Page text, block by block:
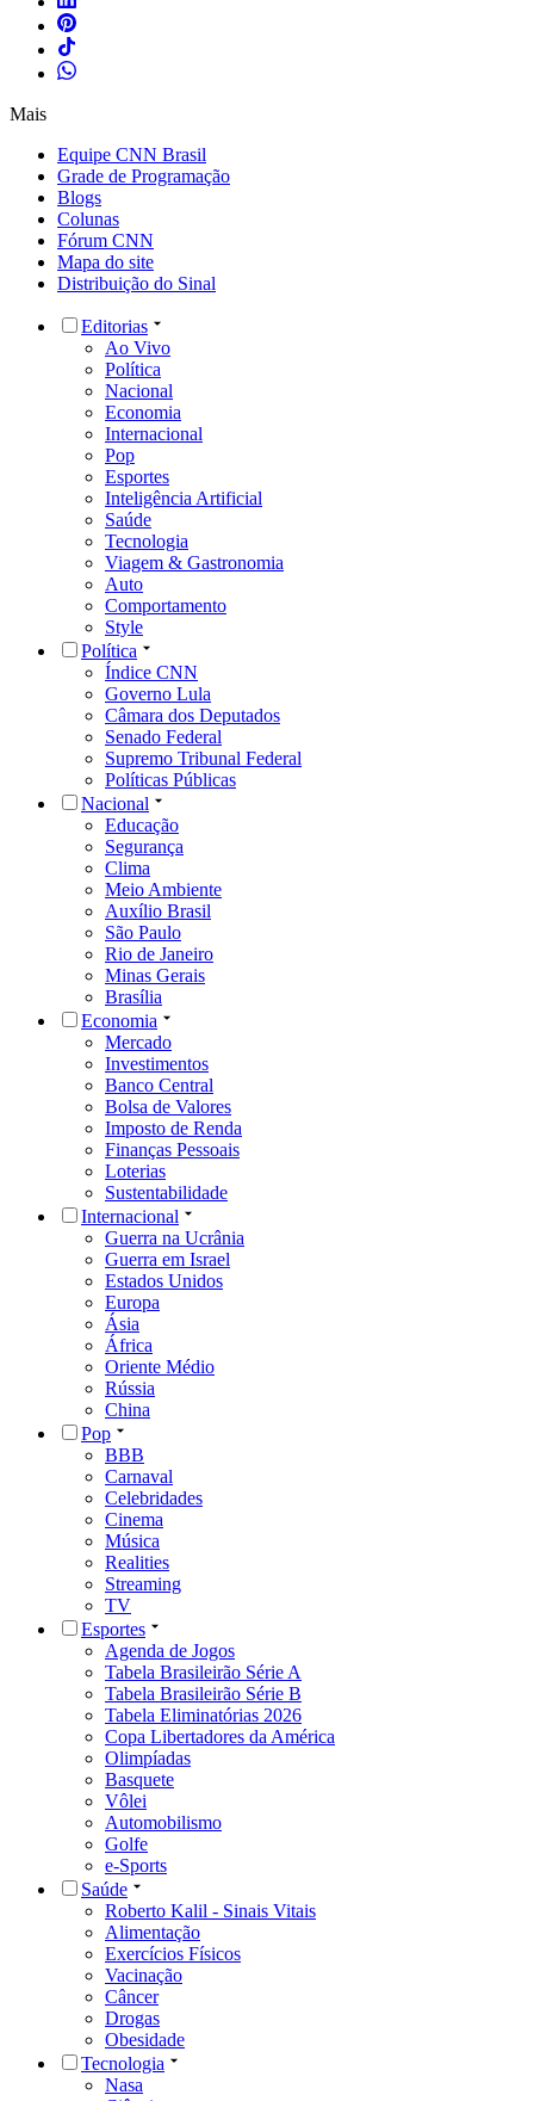
Mais
Equipe CNN Brasil
Grade de Programação
Blogs
Colunas
Fórum CNN
Mapa do site
Distribuição do Sinal
Editorias
Ao Vivo
Política
Nacional
Economia
Internacional
Pop
Esportes
Inteligência Artificial
Saúde
Tecnologia
Viagem & Gastronomia
Auto
Comportamento
Style
Política
Índice CNN
Governo Lula
Câmara dos Deputados
Senado Federal
Supremo Tribunal Federal
Políticas Públicas
Nacional
Educação
Segurança
Clima
Meio Ambiente
Auxílio Brasil
São Paulo
Rio de Janeiro
Minas Gerais
Brasília
Economia
Mercado
Investimentos
Banco Central
Bolsa de Valores
Imposto de Renda
Finanças Pessoais
Loterias
Sustentabilidade
Internacional
Guerra na Ucrânia
Guerra em Israel
Estados Unidos
Europa
Ásia
África
Oriente Médio
Rússia
China
Pop
BBB
Carnaval
Celebridades
Cinema
Música
Realities
Streaming
TV
Esportes
Agenda de Jogos
Tabela Brasileirão Série A
Tabela Brasileirão Série B
Tabela Eliminatórias 2026
Copa Libertadores da América
Olimpíadas
Basquete
Vôlei
Automobilismo
Golfe
e-Sports
Saúde
Roberto Kalil - Sinais Vitais
Alimentação
Exercícios Físicos
Vacinação
Câncer
Drogas
Obesidade
Tecnologia
Nasa